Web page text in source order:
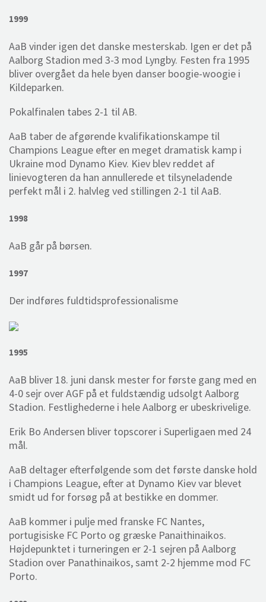
1999
AaB vinder igen det danske mesterskab. Igen er det på
Aalborg Stadion med 3-3 mod Lyngby. Festen fra 1995
bliver overgået da hele byen danser boogie-woogie i
Kildeparken.
Pokalfinalen tabes 2-1 til AB.
AaB taber de afgørende kvalifikationskampe til
Champions League efter en meget dramatisk kamp i
Ukraine mod Dynamo Kiev. Kiev blev reddet af
linievogteren da han annullerede et tilsyneladende
perfekt mål i 2. halvleg ved stillingen 2-1 til AaB.
1998
AaB går på børsen.
1997
Der indføres fuldtidsprofessionalisme
1995
AaB bliver 18. juni dansk mester for første gang med en
4-0 sejr over AGF på et fuldstændig udsolgt Aalborg
Stadion. Festlighederne i hele Aalborg er ubeskrivelige.
Erik Bo Andersen bliver topscorer i Superligaen med 24
mål.
AaB deltager efterfølgende som det første danske hold
i Champions League, efter at Dynamo Kiev var blevet
smidt ud for forsøg på at bestikke en dommer.
AaB kommer i pulje med franske FC Nantes,
portugisiske FC Porto og græske Panaithinaikos.
Højdepunktet i turneringen er 2-1 sejren på Aalborg
Stadion over Panathinaikos, samt 2-2 hjemme mod FC
Porto.